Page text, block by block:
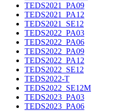
TEDS2021_PA09
TEDS2021_PA12
TEDS2021_SE12
TEDS2022_PA03
TEDS2022_PA06
TEDS2022_PA09
TEDS2022_PA12
TEDS2022_SE12
TEDS2022-T
TEDS2022_SE12M
TEDS2023_PA03
TEDS2023_PA06